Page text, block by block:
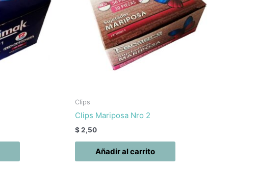
Clips
Clips Mariposa Nro 2
$2,50
Añadir al carrito